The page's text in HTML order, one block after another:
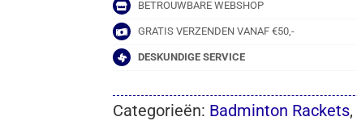
BETROUWBARE WEBSHOP
GRATIS VERZENDEN VANAF €50,-
DESKUNDIGE SERVICE
Categorieën: Badminton Rackets,